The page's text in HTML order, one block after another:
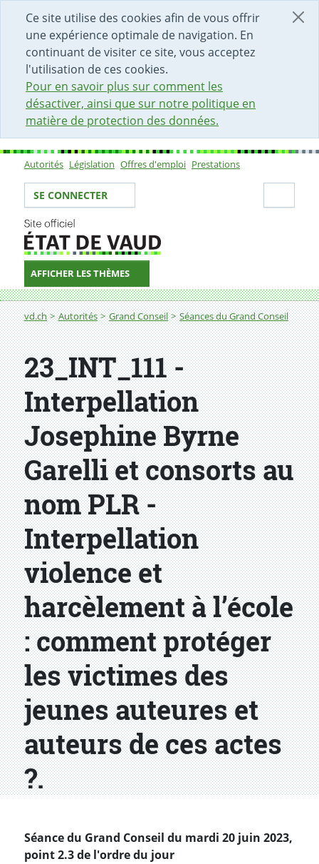
Ce site utilise des cookies afin de vous offrir
une expérience optimale de navigation. En
continuant de visiter ce site, vous acceptez
l'utilisation de ces cookies.
Pour en savoir plus sur comment les
désactiver, ainsi que sur notre politique en
matière de protection des données.
DÉBUT DU CONTENU DE LA PAGE
ACCÈS AU CHAMP DE RECHERCHE
PAGE D'ACCUEIL
FORMULAIRE DE CONTACT
Sous-navigation
Autorités Législation Offres d'emploi Prestations
Votre identité
SE CONNECTER
AFFICHER LES THÈMES
Fil d'Ariane
vd.ch Autorités Grand Conseil Séances du Grand Conseil
23_INT_111 -
Interpellation
Josephine Byrne
Garelli et consorts au
nom PLR -
Interpellation
violence et
harcèlement à l’école
: comment protéger
les victimes des
jeunes auteures et
auteurs de ces actes
?.
Séance du Grand Conseil du mardi 20 juin 2023,
point 2.3 de l'ordre du jour